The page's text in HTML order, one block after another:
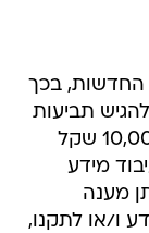
החדשות, בכך
תביעות
לקבלת פיצויים לדוגמה בסך של עד 10,000 שקל
מידע
מענה
ו/או לתקנו,